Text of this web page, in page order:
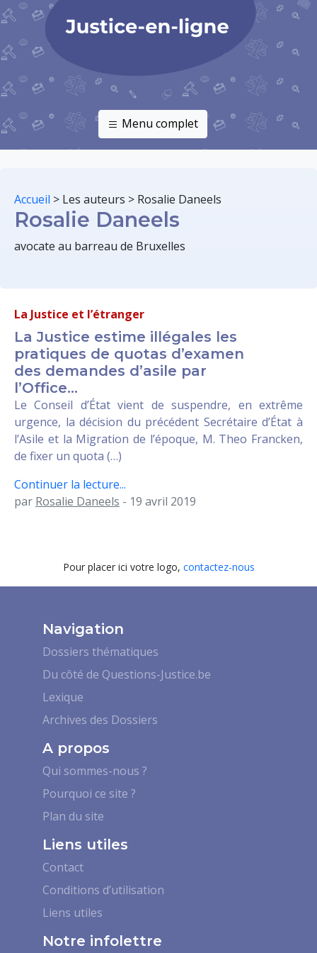
Menu complet
Accueil > Les auteurs > Rosalie Daneels
Rosalie Daneels
avocate au barreau de Bruxelles
La Justice et l’étranger
La Justice estime illégales les
pratiques de quotas d’examen
des demandes d’asile par
l’Office...
Le Conseil d’État vient de suspendre, en extrême
urgence, la décision du précédent Secrétaire d’État à
l’Asile et la Migration de l’époque, M. Theo Francken,
de fixer un quota (…)
Continuer la lecture...
par Rosalie Daneels - 19 avril 2019
Pour placer ici votre logo, contactez-nous
Navigation
Dossiers thématiques
Du côté de Questions-Justice.be
Lexique
Archives des Dossiers
A propos
Qui sommes-nous ?
Pourquoi ce site ?
Plan du site
Liens utiles
Contact
Conditions d’utilisation
Liens utiles
Notre infolettre